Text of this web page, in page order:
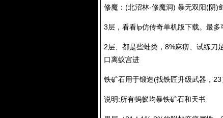
修魔：(北沼林-修魔洞) 暴无双阳(阴)
3层，看看lp仿传奇单机版下载。最
2层、都是些蛙类，8%麻痹、试练刀
口离蚁宫进
铁矿石用于锻造(找铁匠升级武器，
说明:所有蚂蚁均暴铁矿石和天书